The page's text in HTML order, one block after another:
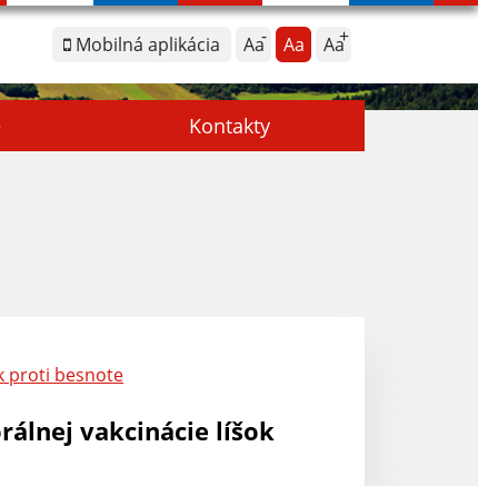
Mobilná aplikácia Aa Aa Aa
Kontakty
proti besnote
vakcinácie líšok